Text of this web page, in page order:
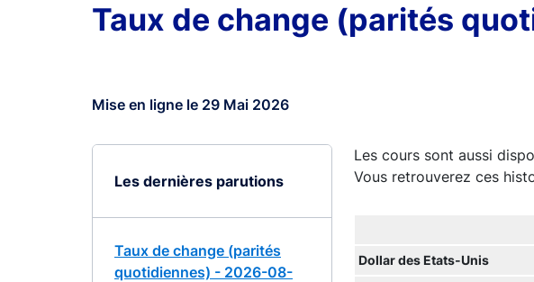
Taux de change (parités
Mise en ligne le 29 Mai 2026
Les dernières parutions
Taux de change (parités
quotidiennes) - 2026-08-
Les cours sont aussi
Vous retrouverez ces
Dollar des Etats-Unis